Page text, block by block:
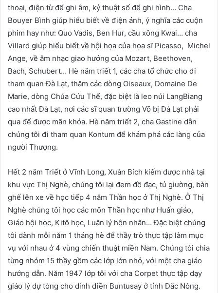
thoại, điện từ để ghi âm, kỷ thuật số để ghi hình… Cha
Bouyer Bình giúp hiểu biết về điện ảnh, ý nghĩa các cuộn
phim hay như: Quo Vadis, Ben Hur, cầu xông Kwai… cha
Villard giúp hiểu biết về hội họa của họa sĩ Picasso, Michel
Ange, về âm nhạc giao hưởng của Mozart, Beethoven,
Bach, Schubert… Hè năm triết 1, các cha tổ chức cho đi
tham quan Đà Lạt, thăm các dòng Oiseaux, Domaine De
Marie, dòng Chúa Cứu Thế, đặc biệt là leo núi LangBiang
cao nhất Đà Lạt, nơi các sĩ quan trường Võ bị Đà Lạt phải
qua để được mãn khóa. Hè năm triết 2, cha Gastine dẫn
chúng tôi đi tham quan Kontum để khám phá các làng của
người Thượng.
Hết 2 năm Triết ở Vĩnh Long, Xuân Bích kiếm được nhà tại
khu vực Thị Nghè, chúng tôi lại đem đồ đạc, tủ giường, bàn
ghế lên xe về học tiếp 4 năm Thần học ở Thị Nghè. Ở Thị
Nghè chúng tôi học các môn Thần học như Huấn giáo,
Giáo hội học, Kitô học, Luân lý hôn nhân… Đặc biệt chúng
tôi dành mỗi năm 1 tháng hè để thầy trò thực tập làm mục
vụ với nhau ở 4 vùng chiến thuật miền Nam. Chúng tôi chia
từng nhóm 15 thầy gồm các lớp lớn nhỏ, với một cha giáo
hướng dẫn. Năm 1947 lớp tôi với cha Corpet thực tập dạy
giáo lý dự tòng cho dinh điền Buntusay ở tỉnh Đắc Nông.